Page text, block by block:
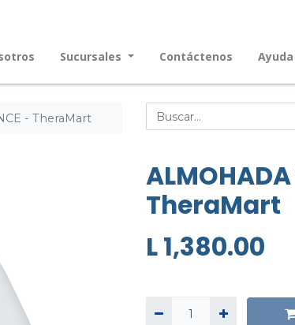
Sucursales Contáctenos Ayuda
- TheraMart
TheraMart
L1,380.00